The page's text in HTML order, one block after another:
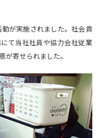
・社会貢献
活動
最新技術の革新
プライバシーポリシー
が実施されました。社会貢
て当社社員や協力会社従業
が寄せられました。